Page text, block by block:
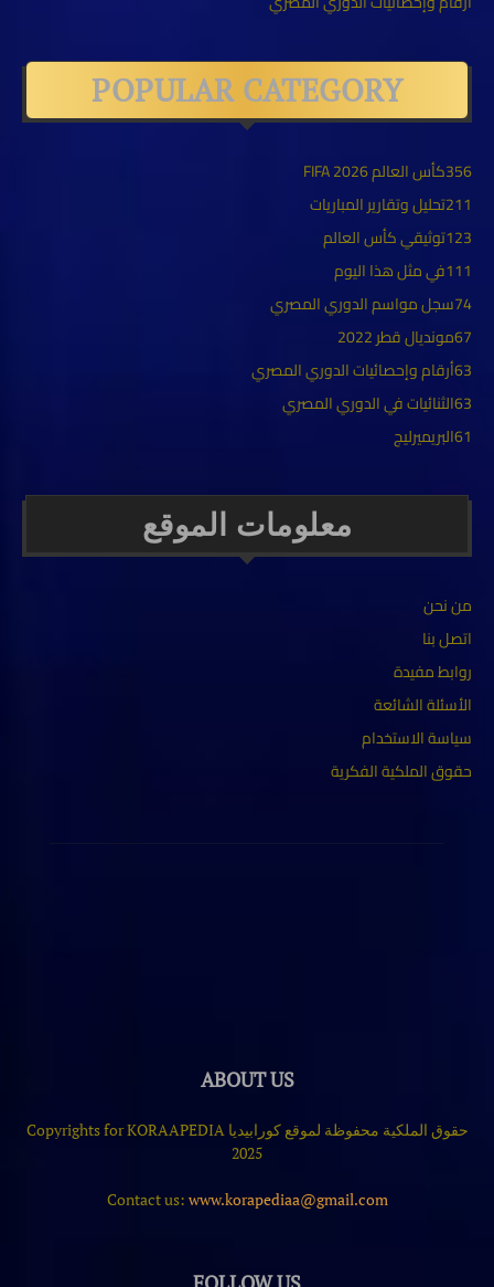
POPULAR CATEGORY
كأس العالم FIFA 2026356
تحليل وتقارير المباريات211
توثيقي كأس العالم123
في مثل هذا اليوم111
سجل مواسم الدوري المصري74
مونديال قطر 202267
أرقام وإحصائيات الدوري المصري63
الثنائيات في الدوري المصري63
البريميرليج61
معلومات الموقع
من نحن
اتصل بنا
روابط مفيدة
الأسئلة الشائعة
سياسة الاستخدام
حقوق الملكية الفكرية
2025
FOLLOW US